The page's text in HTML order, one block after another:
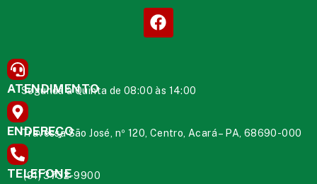
ATENDIMENTO
Segunda à Quinta de 08:00 às 14:00
ENDEREÇO
Travessa São José, nº 120, Centro, Acará – PA, 68690-000
TELEFONE
(91) 3732-9900